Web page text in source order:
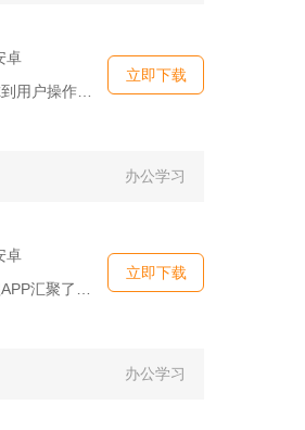
卓
软件设计考虑到用户操作便捷性，以简洁清晰的界面呈现，分类明晰...
立即下载
办公学习
卓
陕西装饰工程APP汇聚了众多资深设计师和施工团队，用户只需通...
立即下载
办公学习